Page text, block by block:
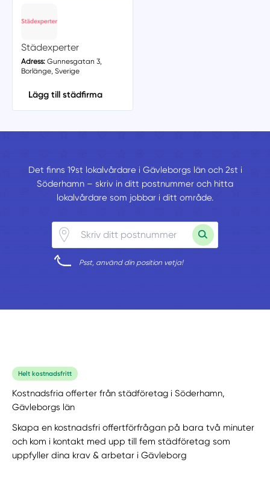
Städexperter
Adress:Gunnesgatan 3,
Borlänge, Sverige
Lägg till städfirma
Det finns 19st lokalvårdare i Gävleborgs län och 2st i
Söderhamn – skriv in ditt postnummer och hitta
lokalvårdare som jobbar i ditt område.
Psst, använd din position vetja!
Helt kostnadsfritt
Kostnadsfria offerter från städföretag i Söderhamn,
Gävleborgs län
Skapa en kostnadsfri offertförfrågan på bara två minuter
och kom i kontakt med upp till fem städföretag som
uppfyller dina krav & arbetar i Gävleborg